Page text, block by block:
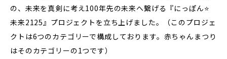
の、未来を真剣に考え100年先の未来へ繋げる『にっぽん⭐
未来2125』プロジェクトを立ち上げました。（このプロジェ
クトは6つのカテゴリーで構成しております。赤ちゃんまつり
はそのカテゴリーの1つです）